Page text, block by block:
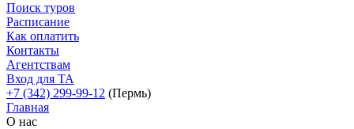
Поиск туров
Расписание
Как оплатить
Контакты
Агентствам
Вход для ТА
+7 (342) 299-99-12 (Пермь)
Главная
О нас